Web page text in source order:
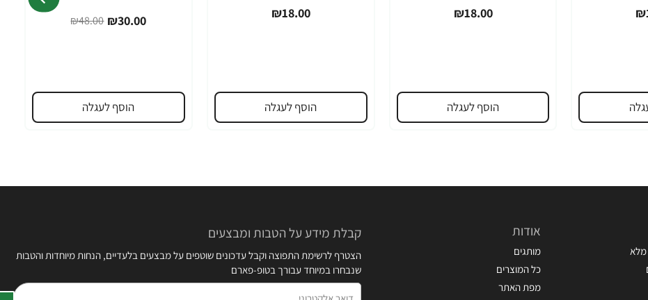
₪18.00
הוסף לעגלה
₪18.00
הוסף לעגלה
₪30.00
₪48.00
הוסף לעגלה
מלא
אודות
מותגים
כל המוצרים
מפת האתר
קבלת מידע על הטבות ומבצעים
הצטרף לרשימת התפוצה וקבל עדכונים שוטפים על מבצעים בלעדיים, הנחות מיוחדות והטבות
שנבחרו במיוחד עבורך בטופ-פארם